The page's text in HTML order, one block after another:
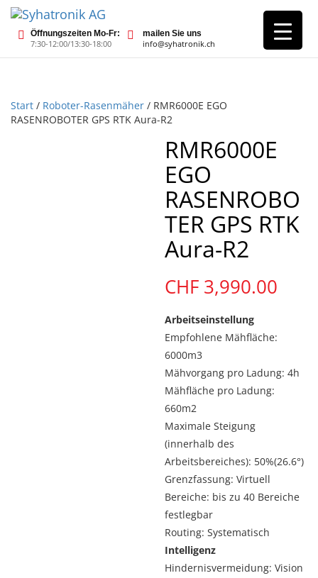
Öffnungszeiten Mo-Fr:
7:30-12:00/13:30-18:00
mailen Sie uns
info@syhatronik.ch
Start / Roboter-Rasenmäher / RMR6000E EGO
RASENROBOTER GPS RTK Aura-R2
RMR6000E
EGO
RASENROBO
TER GPS RTK
Aura-R2
CHF 3,990.00
Arbeitseinstellung
Empfohlene Mähfläche:
6000m3
Mähvorgang pro Ladung: 4h
Mähfläche pro Ladung:
660m2
Maximale Steigung
(innerhalb des
Arbeitsbereiches): 50%(26.6°)
Grenzfassung: Virtuell
Bereiche: bis zu 40 Bereiche
festlegbar
Routing: Systematisch
Intelligenz
Hindernisvermeidung: Vision